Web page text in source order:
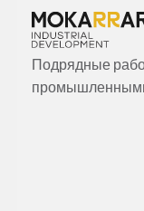
Подрядные
промышленными